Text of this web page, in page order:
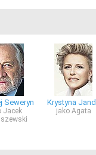
Seweryn
Jacek
Krystyna
jako Agata